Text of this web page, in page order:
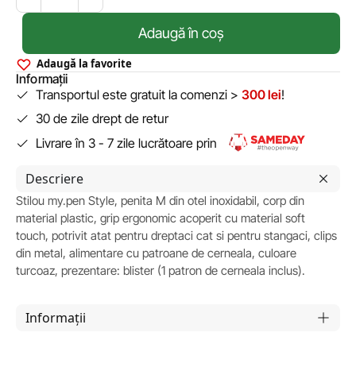
Adaugă în coș
Adaugă la favorite
Informații
Transportul este gratuit la comenzi > 300 lei!
30 de zile drept de retur
Livrare în 3 - 7 zile lucrătoare prin
Descriere
Stilou my.pen Style, penita M din otel inoxidabil, corp din
material plastic, grip ergonomic acoperit cu material soft
touch, potrivit atat pentru dreptaci cat si pentru stangaci, clips
din metal, alimentare cu patroane de cerneala, culoare
turcoaz, prezentare: blister (1 patron de cerneala inclus).
Informații